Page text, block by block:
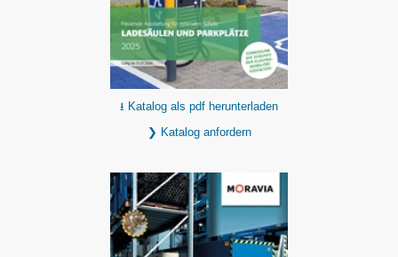
⭳ Katalog als pdf herunterladen
❯ Katalog anfordern